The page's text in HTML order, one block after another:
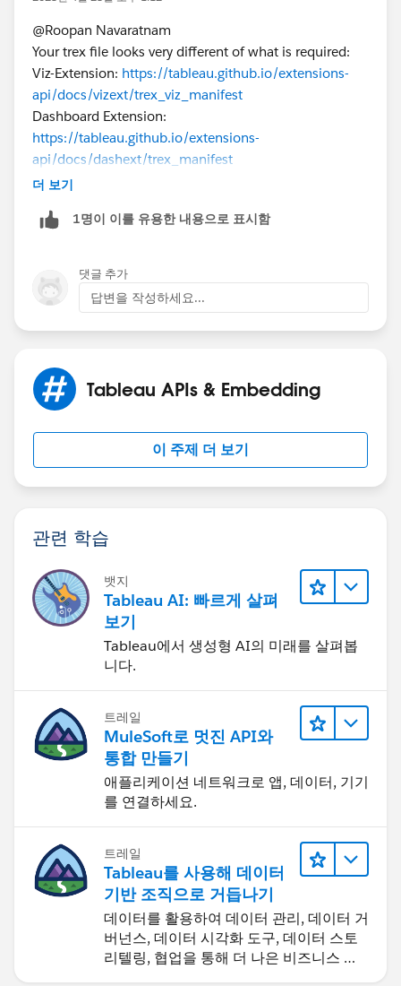
@Roopan Navaratnam​
Your trex file looks very different of what is required:
Viz-Extension: https://tableau.github.io/extensions-
api/docs/vizext/trex_viz_manifest
Dashboard Extension:
https://tableau.github.io/extensions-
api/docs/dashext/trex_manifest
Extensions. Sadly, it seems there is not one for viz
and use the provided link and fill the info:
https://tableau.github.io/extensions-
api/docs/vizext/trex_viz_manifest
https://trex-generator.glitch.me/
If this post resolves the question, would you be so
kind to "Select as Best"?. This will help other users find
track of answered questions. Thank you.
Tableau Visionary and Forums Ambassador
더 보기
1명이 이를 유용한 내용으로 표시함
댓글 추가
답변을 작성하세요...
Tableau APIs & Embedding
이 주제 더 보기
관련 학습
뱃지
Tableau AI: 빠르게 살펴
보기
Tableau에서 생성형 AI의 미래를 살펴봅
니다.
트레일
MuleSoft로 멋진 API와
통합 만들기
애플리케이션 네트워크로 앱, 데이터, 기기
를 연결하세요.
트레일
Tableau를 사용해 데이터
기반 조직으로 거듭나기
데이터를 활용하여 데이터 관리, 데이터 거
버넌스, 데이터 시각화 도구, 데이터 스토
리텔링, 협업을 통해 더 나은 비즈니스 성